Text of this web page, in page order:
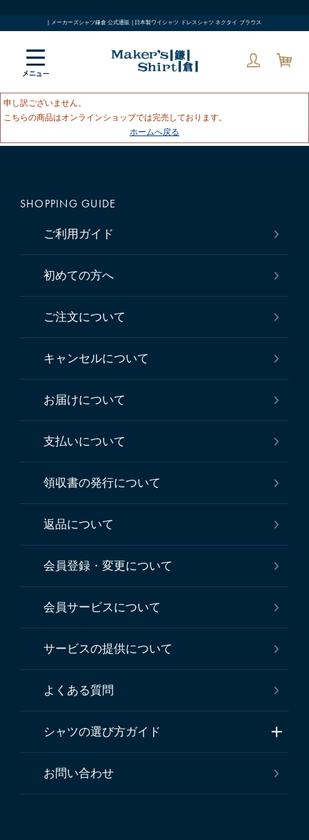
| メーカーズシャツ鎌倉 公式通販 | 日本製ワイシャツ ドレスシャツ ネクタイ ブラウス
申し訳ございません。
こちらの商品はオンラインショップでは完売しております。
ホームへ戻る
SHOPPING GUIDE
ご利用ガイド
初めての方へ
ご注文について
キャンセルについて
お届けについて
支払いについて
領収書の発行について
返品について
会員登録・変更について
会員サービスについて
サービスの提供について
よくある質問
シャツの選び方ガイド
お問い合わせ